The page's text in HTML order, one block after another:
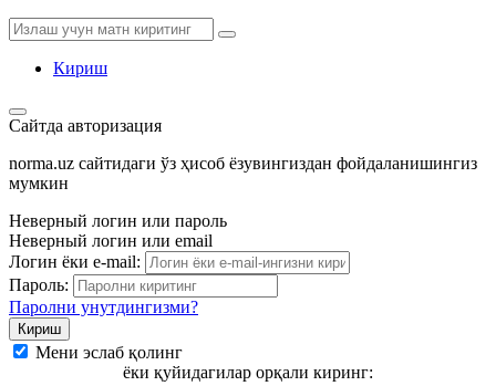
Кириш
Сайтда авторизация
norma.uz сайтидаги ўз ҳисоб ёзувингиздан фойдаланишингиз
мумкин
Неверный логин или пароль
Неверный логин или email
Логин ёки e-mail:
Пароль:
Паролни унутдингизми?
Мени эслаб қолинг
ёки қуйидагилар орқали киринг: